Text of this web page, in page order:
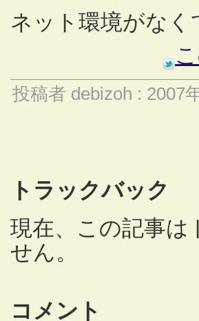
ネット環境がな
投稿者 debizoh : 2007
トラックバック
現在、この記事
せん。
コメント